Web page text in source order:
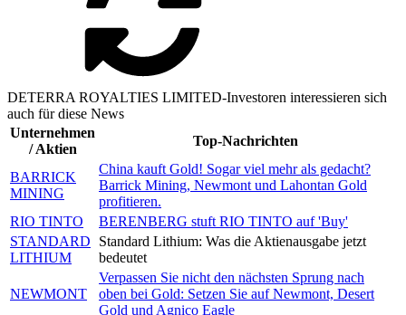
DETERRA ROYALTIES LIMITED-Investoren interessieren sich
auch für diese News
Unternehmen
/ Aktien
Top-Nachrichten
BARRICK
MINING
China kauft Gold! Sogar viel mehr als gedacht?
Barrick Mining, Newmont und Lahontan Gold
profitieren.
RIO TINTO
BERENBERG stuft RIO TINTO auf 'Buy'
STANDARD
LITHIUM
Standard Lithium: Was die Aktienausgabe jetzt
bedeutet
NEWMONT
Verpassen Sie nicht den nächsten Sprung nach
oben bei Gold: Setzen Sie auf Newmont, Desert
Gold und Agnico Eagle